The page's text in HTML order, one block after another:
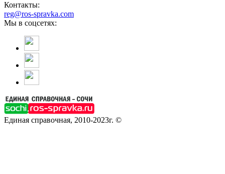
Контакты:
reg@ros-spravka.com
Мы в соцсетях:
Единая справочная, 2010-2023г. ©